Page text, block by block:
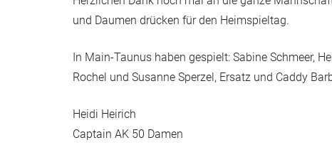
und Daumen drücken für den Heimspieltag.
In Main-Taunus haben gespielt: Sabine Schmeer,
Rochel und Susanne Sperzel, Ersatz und Caddy
Heidi Heirich
Captain AK 50 Damen